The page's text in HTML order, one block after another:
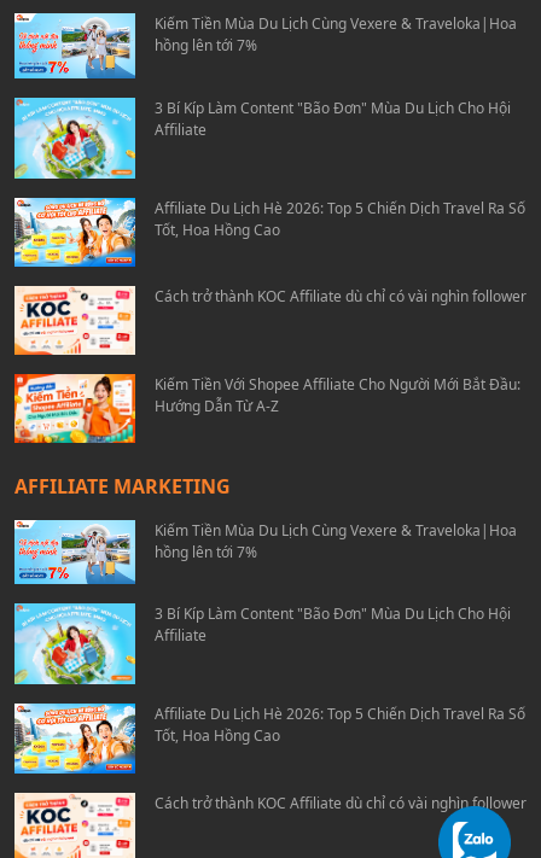
Kiếm Tiền Mùa Du Lịch Cùng Vexere & Traveloka|Hoa
hồng lên tới 7%
3 Bí Kíp Làm Content "Bão Đơn" Mùa Du Lịch Cho Hội
Affiliate
Affiliate Du Lịch Hè 2026: Top 5 Chiến Dịch Travel Ra Số
Tốt, Hoa Hồng Cao
Cách trở thành KOC Affiliate dù chỉ có vài nghìn follower
Kiếm Tiền Với Shopee Affiliate Cho Người Mới Bắt Đầu:
Hướng Dẫn Từ A-Z
AFFILIATE MARKETING
Kiếm Tiền Mùa Du Lịch Cùng Vexere & Traveloka|Hoa
hồng lên tới 7%
3 Bí Kíp Làm Content "Bão Đơn" Mùa Du Lịch Cho Hội
Affiliate
Affiliate Du Lịch Hè 2026: Top 5 Chiến Dịch Travel Ra Số
Tốt, Hoa Hồng Cao
Cách trở thành KOC Affiliate dù chỉ có vài nghìn follower